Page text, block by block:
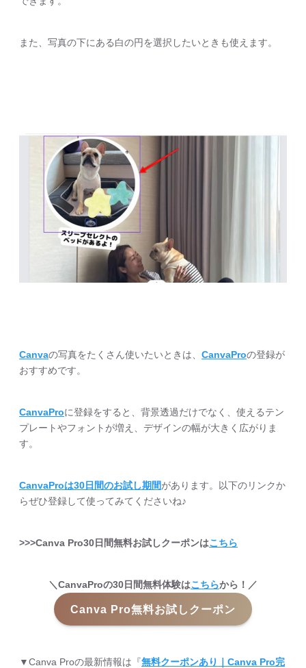
また、写真の下にある白の円を選択したいときも使えます。
Canvaの写真をたくさん使いたいときは、 CanvaProの登録が
おすすめです。
CanvaProに登録をすると、背景透過だけでなく、使えるテン
プレートやフォントが増え、デザインの幅が大きく広がりま
す。
CanvaProは30日間のお試し期間があります。以下のリンクか
らぜひ登録して使ってみてくださいね♪
>>>Canva Pro30日間無料お試しクーポンはこちら
＼CanvaProの30日間無料体験はこちらから！／
Canva Pro無料お試しクーポン
▼Canva Proの最新情報は『無料クーポンあり｜Canva Pro完